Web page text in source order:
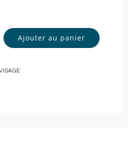
Ajouter au panier